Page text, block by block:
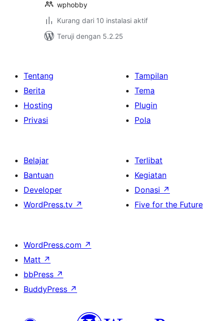
wphobby
Kurang dari 10 instalasi aktif
Teruji dengan 5.2.25
Tentang
Berita
Hosting
Privasi
Tampilan
Tema
Plugin
Pola
Belajar
Bantuan
Developer
WordPress.tv ↗
Terlibat
Kegiatan
Donasi ↗
Five for the Future
WordPress.com ↗
Matt ↗
bbPress ↗
BuddyPress ↗